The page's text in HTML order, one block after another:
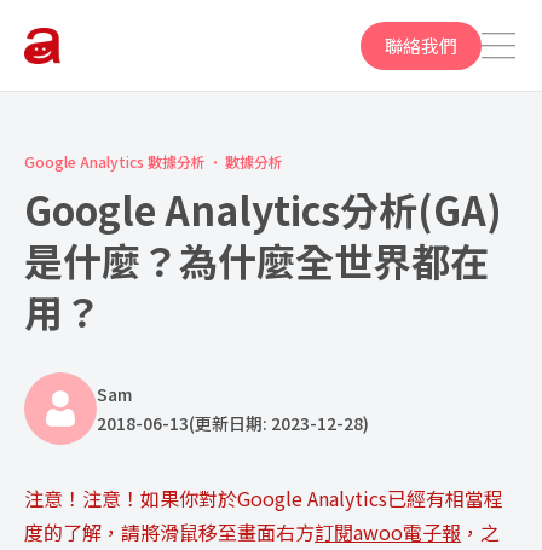
聯絡我們
Google Analytics 數據分析 數據分析
Google Analytics分析(GA)
是什麼？為什麼全世界都在
用？
Sam
2018-06-13(更新日期: 2023-12-28)
注意！注意！如果你對於Google Analytics已經有相當程
度的了解，請將滑鼠移至畫面右方訂閱awoo電子報 ，之